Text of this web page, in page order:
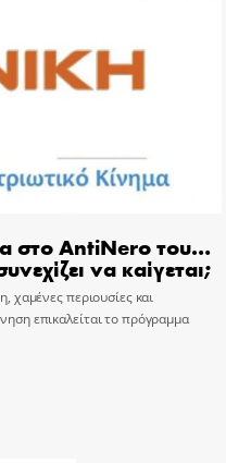
στο AntiNero του…
να καίγεται;
χαμένες περιουσίες και
επικαλείται το πρόγραμμα